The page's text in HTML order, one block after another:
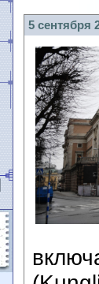
5 сентября